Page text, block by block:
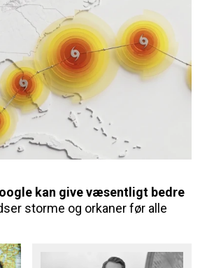
kan give væsentligt bedre
storme og orkaner før alle